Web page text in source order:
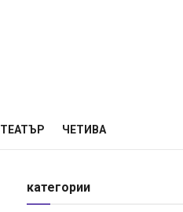
ТЕАТЪР ЧЕТИВА
категории